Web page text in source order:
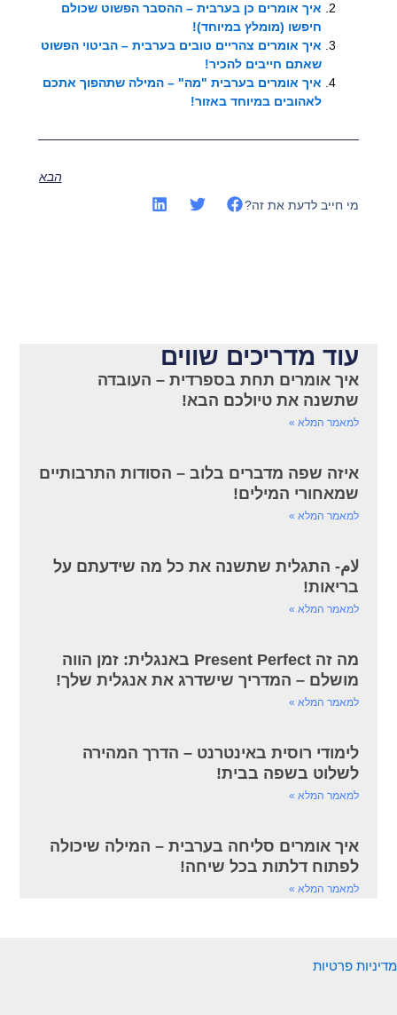
איך אומרים כן בערבית – ההסבר הפשוט שכולם
חיפשו (מומלץ במיוחד)!
איך אומרים צהריים טובים בערבית – הביטוי הפשוט
שאתם חייבים להכיר!
איך אומרים בערבית "מה" – המילה שתהפוך אתכם
לאהובים במיוחד באזור!
הבא
מי חייב לדעת את זה?
עוד מדריכים שווים
איך אומרים תחת בספרדית – העובדה
שתשנה את טיולכם הבא!
למאמר המלא »
איזה שפה מדברים בלוב – הסודות התרבותיים
שמאחורי המילים!
למאמר המלא »
لام- התגלית שתשנה את כל מה שידעתם על
בריאות!
למאמר המלא »
מה זה Present Perfect באנגלית: זמן הווה
מושלם – המדריך שישדרג את אנגלית שלך!
למאמר המלא »
לימודי רוסית באינטרנט – הדרך המהירה
לשלוט בשפה בבית!
למאמר המלא »
איך אומרים סליחה בערבית – המילה שיכולה
לפתוח דלתות בכל שיחה!
למאמר המלא »
מדיניות פרטיות